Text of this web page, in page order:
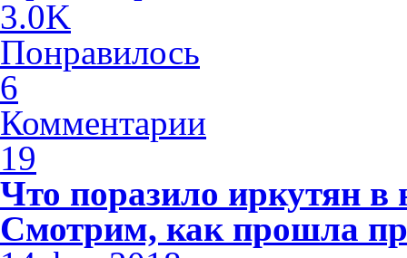
3.0K
Понравилось
6
Комментарии
19
Что поразило иркутян
Смотрим, как прошла